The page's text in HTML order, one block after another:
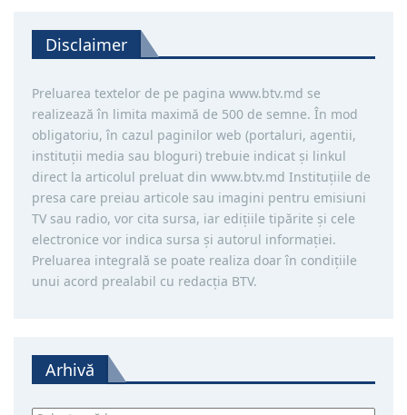
Disclaimer
Preluarea textelor de pe pagina www.btv.md se
realizează în limita maximă de 500 de semne. În mod
obligatoriu, în cazul paginilor web (portaluri, agentii,
instituţii media sau bloguri) trebuie indicat şi linkul
direct la articolul preluat din www.btv.md Instituţiile de
presa care preiau articole sau imagini pentru emisiuni
TV sau radio, vor cita sursa, iar ediţiile tipărite și cele
electronice vor indica sursa şi autorul informaţiei.
Preluarea integrală se poate realiza doar în condiţiile
unui acord prealabil cu redacţia BTV.
Arhivă